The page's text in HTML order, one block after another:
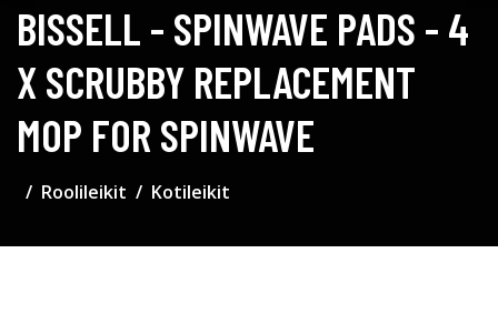
BISSELL - SPINWAVE PADS - 4
X SCRUBBY REPLACEMENT
MOP FOR SPINWAVE
Roolileikit Kotileikit